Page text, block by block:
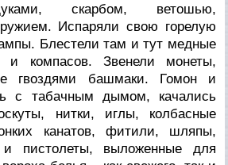
скарбом, ветошью,
Испаряли свою горелую
Блестели там и тут медные
и компасов. Звенели монеты,
гвоздями башмаки. Гомон и
с табачным дымом, качались
нитки, иглы, колбасные
канатов, фитили, шляпы,
пистолеты, выложенные для